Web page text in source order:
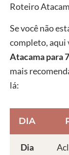
Roteiro
Se você não
completo, aqui
Atacama para
mais
lá:
DIA
Dia